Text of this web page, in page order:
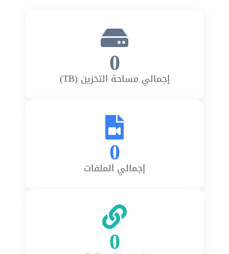
0
إجمالي مساحة التخزين (TB)
0
إجمالي الملفات
0